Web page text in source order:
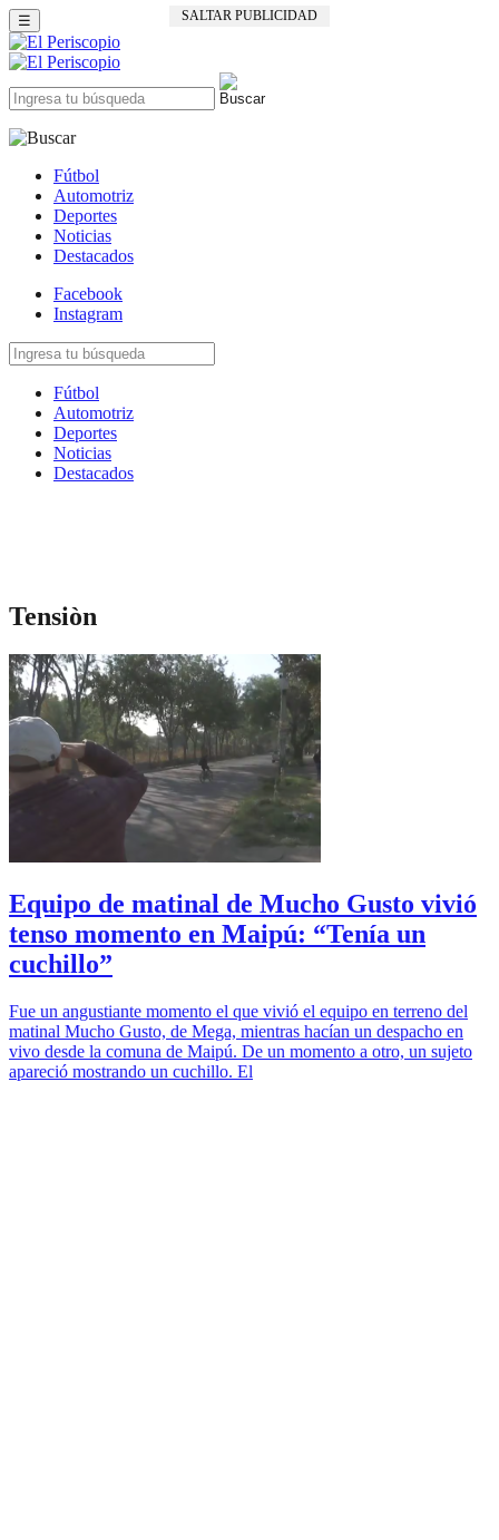
SALTAR PUBLICIDAD
☰
Fútbol
Automotriz
Deportes
Noticias
Destacados
Facebook
Instagram
Fútbol
Automotriz
Deportes
Noticias
Destacados
Tensiòn
Equipo de matinal de Mucho Gusto vivió
tenso momento en Maipú: “Tenía un
cuchillo”
Fue un angustiante momento el que vivió el equipo en terreno del
matinal Mucho Gusto, de Mega, mientras hacían un despacho en
vivo desde la comuna de Maipú. De un momento a otro, un sujeto
apareció mostrando un cuchillo. El